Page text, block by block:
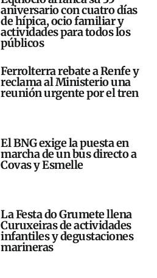
aniversario con cuatro días
de hípica, ocio familiar y
actividades para todos los
públicos
Ferrolterra rebate a Renfe y
reclama al Ministerio una
reunión urgente por el tren
El BNG exige la puesta en
marcha de un bus directo a
Covas y Esmelle
La Festa do Grumete llena
Curuxeiras de actividades
infantiles y degustaciones
marineras